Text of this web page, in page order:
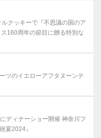
クッキーで『不思議の国のア
160周年の節目に贈る特別な
ツのイエローアフタヌーンテ
ディナーショー開催 神奈川フ
宴2024』